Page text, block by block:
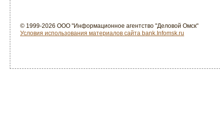
© 1999-2026 ООО "Информационное агентство "Деловой Омск"
Условия использования материалов сайта bank.Infomsk.ru